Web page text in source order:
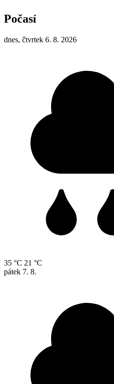
Počasí
dnes, čtvrtek 6. 8. 2026
35 °C 21 °C
pátek 7. 8.